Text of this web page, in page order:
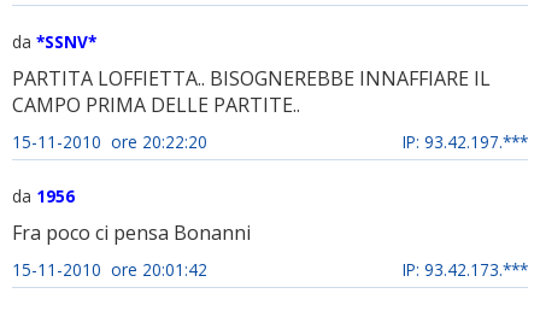
da *SSNV*
PARTITA LOFFIETTA.. BISOGNEREBBE INNAFFIARE IL
CAMPO PRIMA DELLE PARTITE..
15-11-2010 ore 20:22:20 IP: 93.42.197.***
da 1956
Fra poco ci pensa Bonanni
15-11-2010 ore 20:01:42 IP: 93.42.173.***